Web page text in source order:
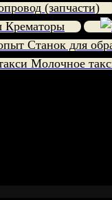
(запчасти)
Крематоры
Станок для
Молочное